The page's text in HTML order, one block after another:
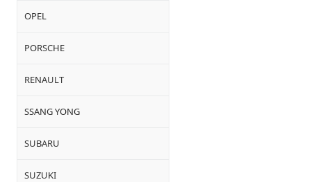
OPEL
PORSCHE
RENAULT
SSANG YONG
SUBARU
SUZUKI